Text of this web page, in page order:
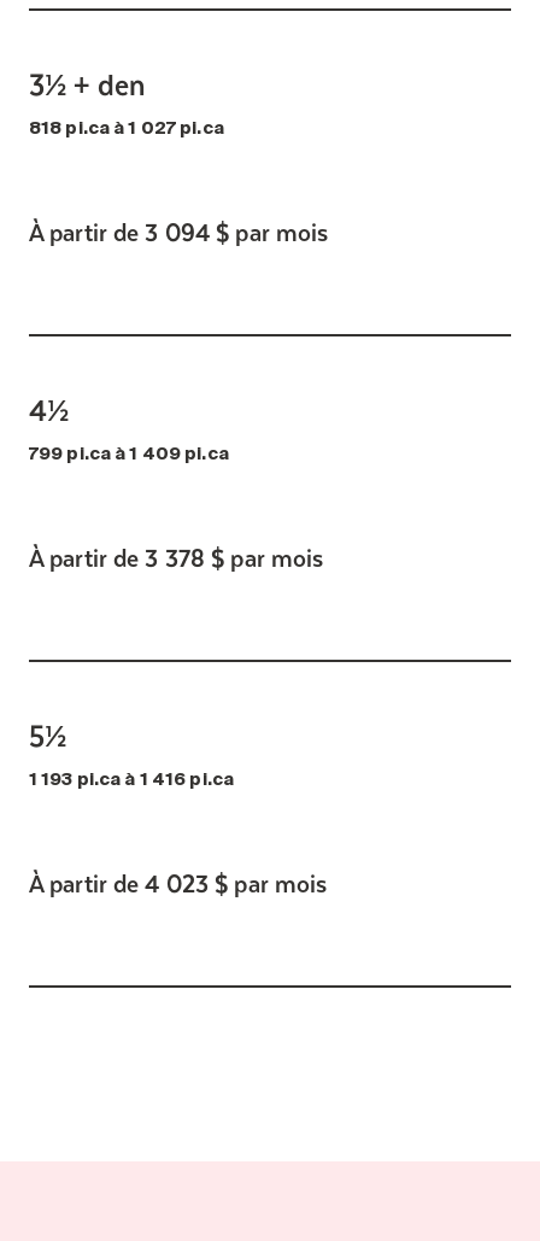
3½ + den
818 pi.ca à 1 027 pi.ca
À partir de 3 094 $ par mois
4½
799 pi.ca à 1 409 pi.ca
À partir de 3 378 $ par mois
5½
1 193 pi.ca à 1 416 pi.ca
À partir de 4 023 $ par mois